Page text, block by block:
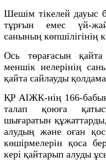
Шешім тікелей дауыс
тұрғын емес үй-
санының көпшілігінің
Ось төрағасын
меншік иелерінің
қайта сайлауды
ҚР АІЖК-нің 166-
талап қоюға
шығаратын
алудың және оған
көшірмелерін қоса
кері қайтарып алуды